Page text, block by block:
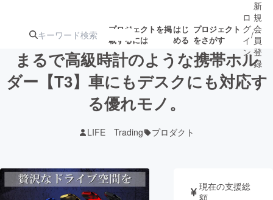
プロジェクトを掲
載するには
はじ
める
プロジェクト
をさがす
注目の新着プロ募集終了が近いプ
テクノロジー・ガジェット
ロ
グ
イ
ン
/
新
規
会
員
登
録
まるで高級時計のような携帯ホル
ダー【T3】車にもデスクにも対応す
る優れモノ。
LIFE Trading プロダクト
現在の支援総
額